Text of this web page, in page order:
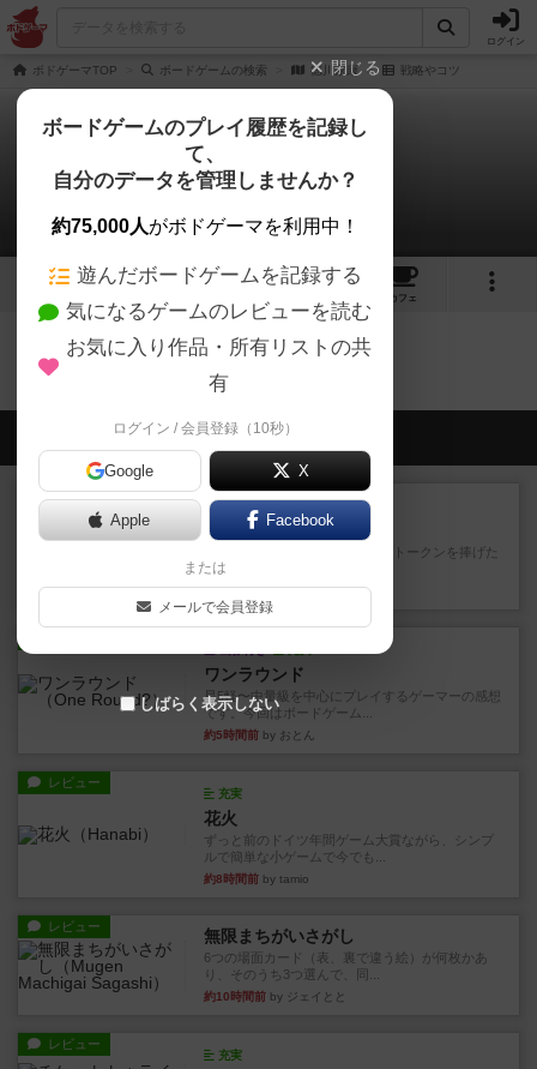
ログイン
ボドゲーマTOP ボードゲームの検索 徳川家康 戦略やコツ
徳川家康
0件の戦略やコツ
カフェ
徳川家康のトップに戻る
会員の新しい投稿
レビュー
宵と暁の呪文書
4/5点呪文を修得したり使い魔にトークンを捧げた
りして得点を増やしてい...
約1時間前by ワタル
ワンラウンド
星5軽〜中量級を中心にプレイするゲーマーの感想
です。今回はボードゲーム...
約5時間前 by おとん
レビュー
充実
花火
ずっと前のドイツ年間ゲーム大賞ながら、シンプ
ルで簡単な小ゲームで今でも...
約8時間前 by tamio
レビュー 無限まちがいさがし
6つの場面カード（表、裏で違う絵）が何枚かあ
り、そのうち3つ選んで、同...
約10時間前 by ジェイとと
レビュー
充実
閉じる
ボードゲームのプレイ履歴を記録し
て、
自分のデータを管理しませんか？
約75,000人がボドゲーマを利用中！
遊んだボードゲームを記録する
気になるゲームのレビューを読む
お気に入り作品・所有リストの共
有
ログイン / 会員登録（10秒）
Google X
Apple Facebook
または
メールで会員登録
しばらく表示しない